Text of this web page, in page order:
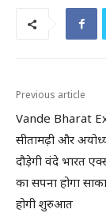
Previous article
Vande Bharat
सीतामढ़ी और
दौड़ेगी वंदे भारत
का सपना होगा
होगी शुरुआत